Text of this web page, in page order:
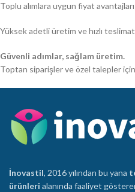
Toplu alımlara uygun fiyat avantajları
Yüksek adetli üretim ve hızlı teslimat
Güvenli adımlar, sağlam üretim.
Toptan siparişler ve özel talepler
İnovastil, 2016 yılından bu yana
ürünleri alanında faaliyet